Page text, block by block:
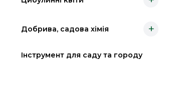
Добрива, садова хімія +
Інструмент для саду та городу